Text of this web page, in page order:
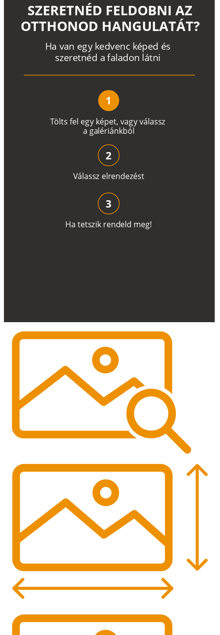
Tölts fel egy képet, vagyválassz
a galériánkból
Ha van egy kedvenc képed és
szeretnéd a faladon látni
SZERETNÉD FELDOBNI AZ
OTTHONOD HANGULATÁT?
1
Válassz elrendezést
2
Ha tetszik rendeld meg!
3